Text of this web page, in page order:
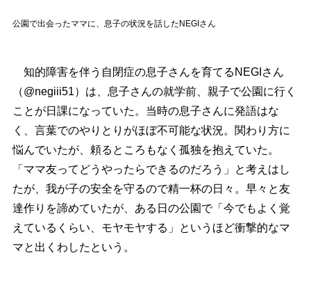
公園で出会ったママに、息子の状況を話したNEGIさん
知的障害を伴う自閉症の息子さんを育てるNEGIさん
（@negiii51）は、息子さんの就学前、親子で公園に行く
ことが日課になっていた。当時の息子さんに発語はな
く、言葉でのやりとりがほぼ不可能な状況。関わり方に
悩んでいたが、頼るところもなく孤独を抱えていた。
「ママ友ってどうやったらできるのだろう」と考えはし
たが、我が子の安全を守るので精一杯の日々。早々と友
達作りを諦めていたが、ある日の公園で「今でもよく覚
えているくらい、モヤモヤする」というほど衝撃的なマ
マと出くわしたという。